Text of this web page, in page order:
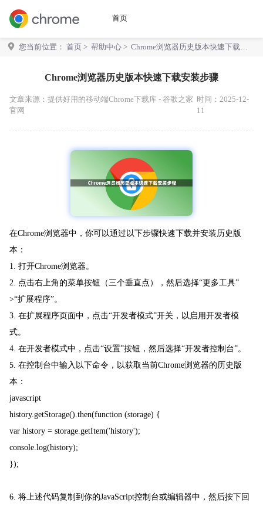
首页
您当前位置： 首页 > 帮助中心 > Chrome浏览器历史版本快速下载安
Chrome浏览器历史版本快速下载安装步骤
文章来源： 提供好用的移动端Chrome下载库 - 谷歌之家
官网
时间：2025-12-
11
在Chrome浏览器中，你可以通过以下步骤快速下载并安装历史版
本：
1. 打开Chrome浏览器。
2. 点击右上角的菜单按钮（三个垂直点），然后选择“更多工具”
>“扩展程序”。
3. 在扩展程序页面中，点击“开发者模式”开关，以启用开发者模
式。
4. 在开发者模式中，点击“设置”按钮，然后选择“开发者控制台”。
5. 在控制台中输入以下命令，以获取当前Chrome浏览器的历史版
本：
javascript
history.getStorage().then(function (storage) {
var history = storage.getItem('history');
console.log(history);
});
6. 将上述代码复制到你的JavaScript控制台或编辑器中，然后按下回